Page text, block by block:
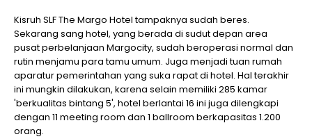
Kisruh SLF The Margo Hotel tampaknya sudah beres.
Sekarang sang hotel, yang berada di sudut depan area
pusat perbelanjaan Margocity, sudah beroperasi normal dan
rutin menjamu para tamu umum. Juga menjadi tuan rumah
aparatur pemerintahan yang suka rapat di hotel. Hal terakhir
ini mungkin dilakukan, karena selain memiliki 285 kamar
'berkualitas bintang 5', hotel berlantai 16 ini juga dilengkapi
dengan 11 meeting room dan 1 ballroom berkapasitas 1.200
orang.